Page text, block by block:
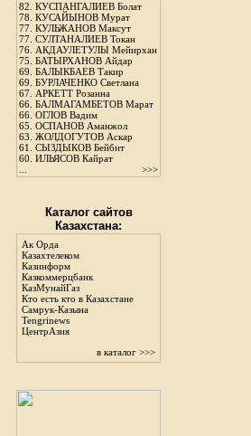
82. КУСПАНГАЛИЕВ Болат
78. КУСАЙЫНОВ Мурат
77. КУЛЬЖАНОВ Максут
77. СУЛТАНАЛИЕВ Токан
76. АКДАУЛЕТУЛЫ Мейирхан
75. БАТЫРХАНОВ Айдар
69. БАЛЫКБАЕВ Такир
69. БУРЛАЧЕНКО Светлана
67. АРКЕТТ Розанна
66. БАЛМАГАМБЕТОВ Марат
66. ОГЛОВ Вадим
65. ОСПАНОВ Аманжол
63. ЖОЛДОГУТОВ Аскар
61. СЫЗДЫКОВ Бейбит
60. ИЛЬЯСОВ Кайрат
>>>
Каталог сайтов
Казахстана:
Ак Орда
Казахтелеком
Казинформ
Казкоммерцбанк
КазМунайГаз
Кто есть кто в Казахстане
Самрук-Казына
Tengrinews
ЦентрАзия
в каталог >>>